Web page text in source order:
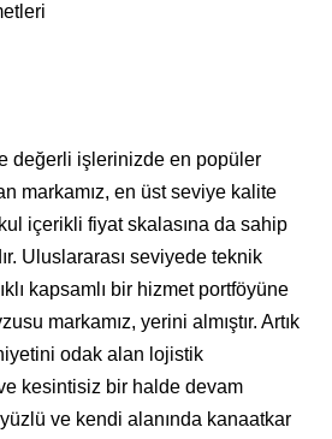
değerli işlerinizde en popüler
markamız, en üst seviye kalite
içerikli fiyat skalasına da sahip
Uluslararası seviyede teknik
kapsamlı bir hizmet portföyüne
markamız, yerini almıştır. Artık
odak alan lojistik
ve kesintisiz bir halde devam
ve kendi alanında kanaatkar